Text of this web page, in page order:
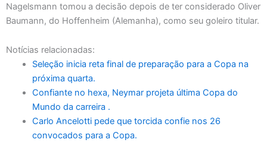
Nagelsmann tomou a decisão depois de ter considerado Oliver
Baumann, do Hoffenheim (Alemanha), como seu goleiro titular.
Notícias relacionadas:
Seleção inicia reta final de preparação para a Copa na
próxima quarta.
Confiante no hexa, Neymar projeta última Copa do
Mundo da carreira .
Carlo Ancelotti pede que torcida confie nos 26
convocados para a Copa.